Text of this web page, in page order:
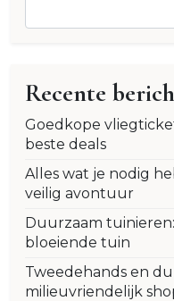
Recente
Goedkope
beste deals
Alles wat je nodig
veilig avontuur
Duurzaam
bloeiende tuin
Tweedehands en
milieuvriendelijk